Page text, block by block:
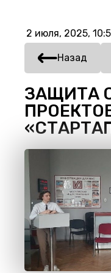
2 июля, 2025,
Назад
ЗАЩИТА